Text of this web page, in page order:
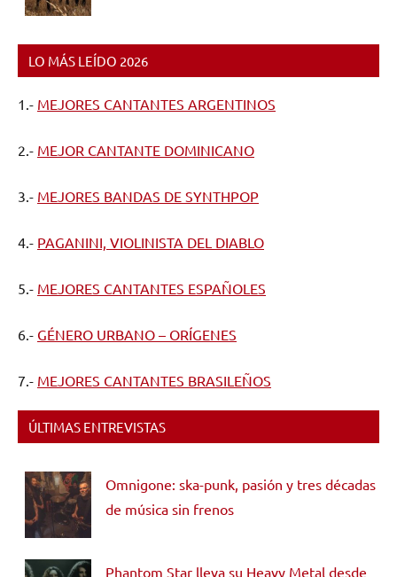
LO MÁS LEÍDO 2026
1.- MEJORES CANTANTES ARGENTINOS
2.- MEJOR CANTANTE DOMINICANO
3.- MEJORES BANDAS DE SYNTHPOP
4.- PAGANINI, VIOLINISTA DEL DIABLO
5.- MEJORES CANTANTES ESPAÑOLES
6.- GÉNERO URBANO – ORÍGENES
7.- MEJORES CANTANTES BRASILEÑOS
ÚLTIMAS ENTREVISTAS
Omnigone: ska-punk, pasión y tres décadas
de música sin frenos
Phantom Star lleva su Heavy Metal desde